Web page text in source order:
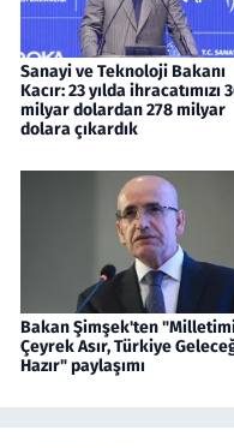
Sanayi ve Teknoloji Bakanı
Kacır: 23 yılda ihracatımızı
milyar dolardan 278 milyar
dolara çıkardık
Bakan Şimşek'ten
Çeyrek Asır, Türkiye
Hazır" paylaşımı